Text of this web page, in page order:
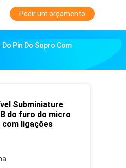
Pedir um orçamento
Pin Do Sopro Com
Subminiature
do furo do micro
ligações